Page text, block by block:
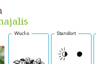
Wuchs Standort